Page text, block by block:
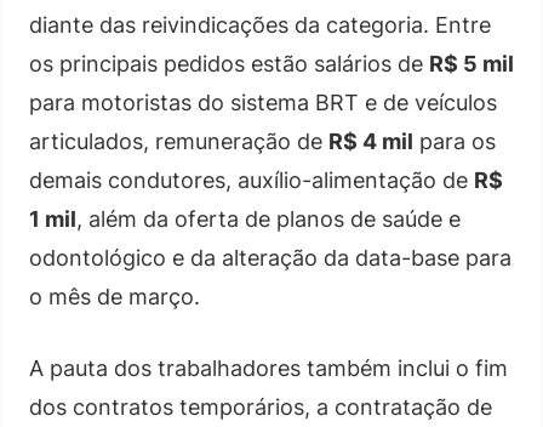
diante das reivindicações da categoria. Entre
os principais pedidos estão salários de R$ 5 mil
para motoristas do sistema BRT e de veículos
articulados, remuneração de R$ 4 mil para os
demais condutores, auxílio-alimentação de R$
1 mil, além da oferta de planos de saúde e
odontológico e da alteração da data-base para
o mês de março.
A pauta dos trabalhadores também inclui o fim
dos contratos temporários, a contratação de